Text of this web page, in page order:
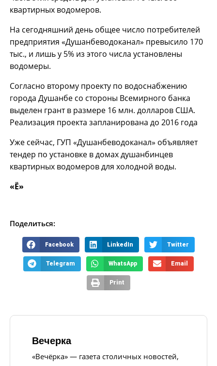
квартирных водомеров.
На сегодняшний день общее число потребителей
предприятия «Душанбеводоканал» превысило 170
тыс., и лишь у 5% из этого числа установлены
водомеры.
Согласно второму проекту по водоснабжению
города Душанбе со стороны Всемирного банка
выделен грант в размере 16 млн. долларов США.
Реализация проекта запланирована до 2016 года
Уже сейчас, ГУП «Душанбеводоканал» объявляет
тендер по установке в домах душанбинцев
квартирных водомеров для холодной воды.
«Ё»
Поделиться:
Facebook LinkedIn Twitter
Telegram WhatsApp Email
Print
Вечерка
«Вечёрка» — газета столичных новостей,